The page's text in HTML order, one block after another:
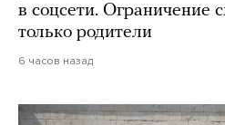
в соцсети. Ограничение
только родители
6 часов назад